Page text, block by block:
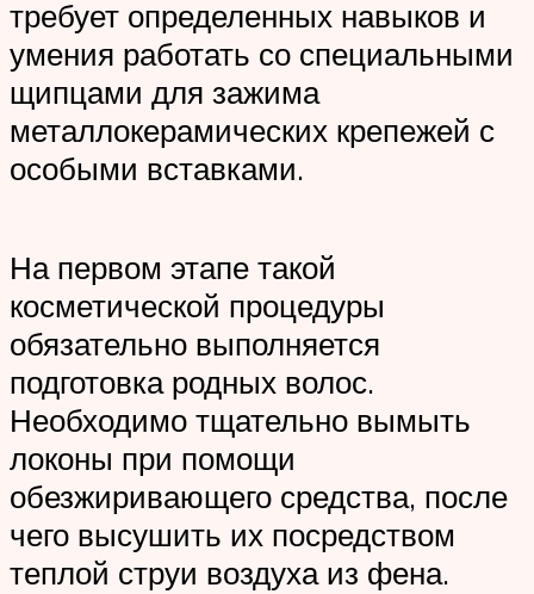
требует определенных навыков и
умения работать со специальными
щипцами для зажима
металлокерамических крепежей с
особыми вставками.
На первом этапе такой
косметической процедуры
обязательно выполняется
подготовка родных волос.
Необходимо тщательно вымыть
локоны при помощи
обезжиривающего средства, после
чего высушить их посредством
теплой струи воздуха из фена.